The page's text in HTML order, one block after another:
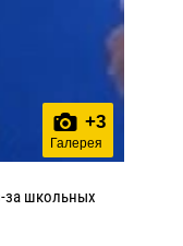
+3
Галерея
за школьных